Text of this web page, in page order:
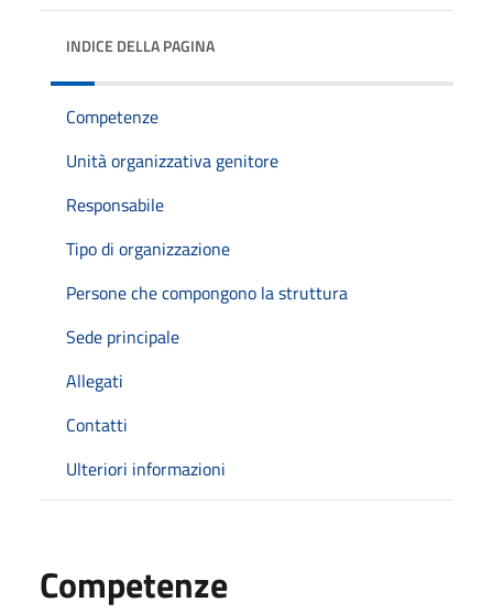
INDICE DELLA PAGINA
Competenze
Unità organizzativa genitore
Responsabile
Tipo di organizzazione
Persone che compongono la struttura
Sede principale
Allegati
Contatti
Ulteriori informazioni
Competenze